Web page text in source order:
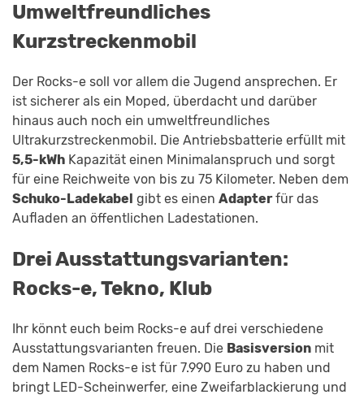
Umweltfreundliches
Kurzstreckenmobil
Der Rocks-e soll vor allem die Jugend ansprechen. Er
ist sicherer als ein Moped, überdacht und darüber
hinaus auch noch ein umweltfreundliches
Ultrakurzstreckenmobil. Die Antriebsbatterie erfüllt mit
5,5-kWh Kapazität einen Minimalanspruch und sorgt
für eine Reichweite von bis zu 75 Kilometer. Neben dem
Schuko-Ladekabel gibt es einen Adapterfür das
Aufladen an öffentlichen Ladestationen.
Drei Ausstattungsvarianten:
Rocks-e, Tekno, Klub
Ihr könnt euch beim Rocks-e auf drei verschiedene
Ausstattungsvarianten freuen. Die Basisversion mit
dem Namen Rocks-e ist für 7.990 Euro zu haben und
bringt LED-Scheinwerfer, eine Zweifarblackierung und